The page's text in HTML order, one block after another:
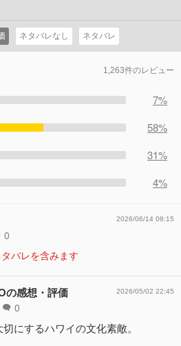
ネタバレなし ネタバレ
1,263件のレビュー
7%
58%
31%
4%
0
2026/06/14 08:15
バレを含みます
の感想・評価
0
2026/05/02 22:45
にするハワイの文化素敵。